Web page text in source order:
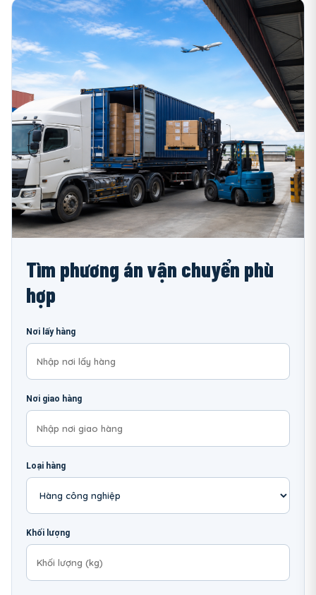
Tìm phương án vận chuyển phù
hợp
Nơi lấy hàng
Nơi giao hàng
Loại hàng
Khối lượng